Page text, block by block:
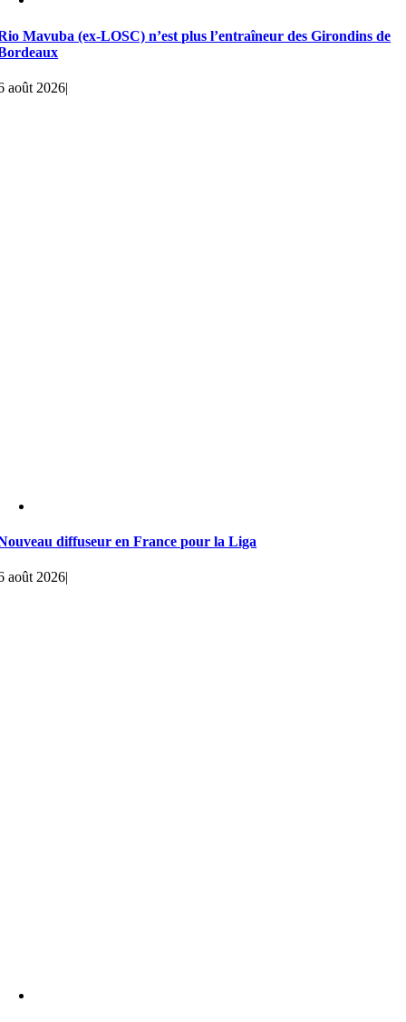
Mavuba (ex-LOSC) n’est plus l’entraîneur des Girondins de
août 2026|
diffuseur en France pour la Liga
août 2026|